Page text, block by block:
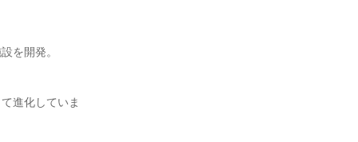
を開発。
進化していま